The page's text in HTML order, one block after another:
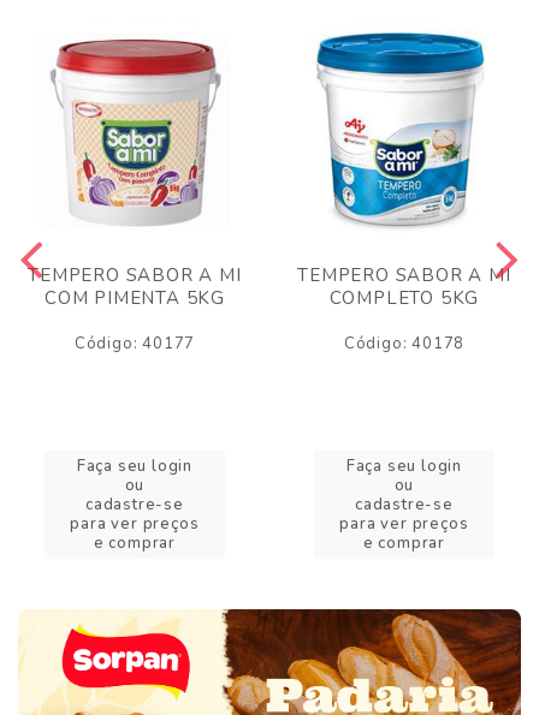
TEMPERO SABOR A MI
COM PIMENTA 5KG
Código: 40177
Faça seu login
ou
cadastre-se
para ver preços
e comprar
TEMPERO SABOR A MI
COMPLETO 5KG
Código: 40178
Faça seu login
ou
cadastre-se
para ver preços
e comprar